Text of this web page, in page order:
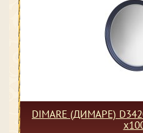
DIMARE (ДИМАРЕ)